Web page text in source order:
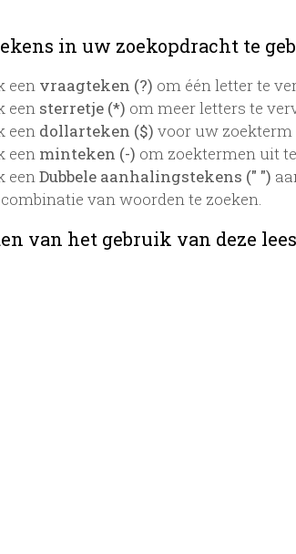
in uw zoekopdracht te
een vraagteken (?) om één letter te
een sterretje (*) om meer letters te
een dollarteken ($) voor uw zoekterm
een minteken (-) om zoektermen uit
eenDubbele aanhalingstekens (" ")
van woorden te zoeken.
van het gebruik van deze